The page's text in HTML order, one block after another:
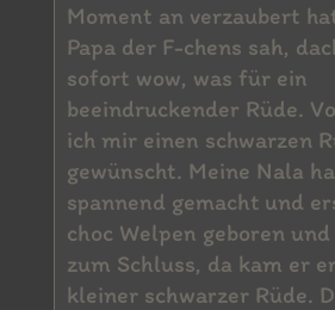
Moment an verzaubert
Papa der F-chens sah,
sofort wow, was für ein
beeindruckender Rüde.
ich mir einen schwarzen
gewünscht. Meine Nala
spannend gemacht und
choc Welpen geboren
zum Schluss, da kam er
kleiner schwarzer Rüde.